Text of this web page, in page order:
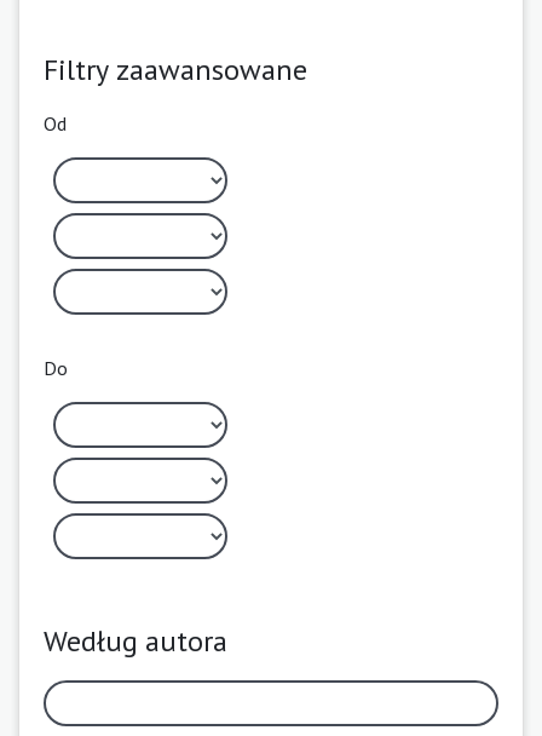
Filtry zaawansowane
Od
Do
Według autora